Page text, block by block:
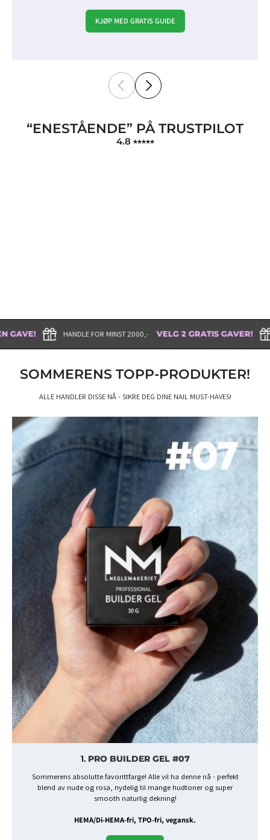
KJØP MED GRATIS GUIDE
“ENESTÅENDE” PÅ TRUSTPILOT
4.8 ⭑⭑⭑⭑⭑
FOR MINST 2000,- VELG 2 GRATIS GAVER! HANDLE FOR
SOMMERENS TOPP-PRODUKTER!
ALLE HANDLER DISSE NÅ - SIKRE DEG DINE NAIL MUST-HAVES!
2.3D-GEL
Føl kreativitet blomstre med vår 3D Artistic Modeling Gel! En
spesialutviklet modellgele som enkelt lar deg skape detaljerte og
imponerende 3D-design direkte på neglen!
HEMA/Di-HEMA-fri, TPO-fri, vegansk.